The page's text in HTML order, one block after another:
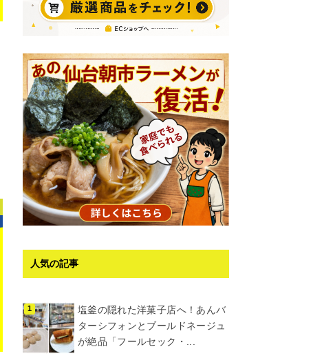
人気の記事
塩釜の隠れた洋菓子店へ！あんバ
ターシフォンとブールドネージュ
が絶品「フールセック・...